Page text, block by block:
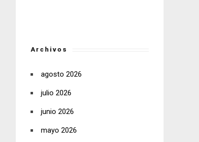
Archivos
agosto 2026
julio 2026
junio 2026
mayo 2026